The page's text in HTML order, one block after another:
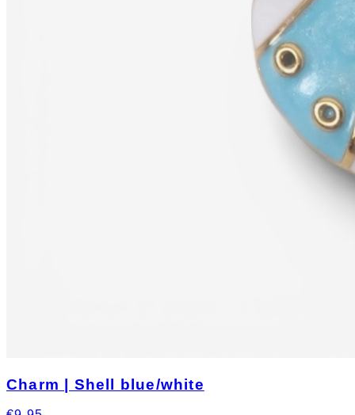
Charm | Shell blue/white